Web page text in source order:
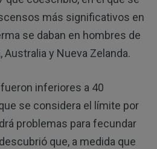
más significativos en
se daban en hombres de
Australia y Nueva Zelanda.
inferiores a 40
se considera el límite por
problemas para fecundar
que, a medida que